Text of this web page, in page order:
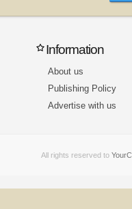
Information
About us
Publishing Policy
Advertise with us
All rights reserved to